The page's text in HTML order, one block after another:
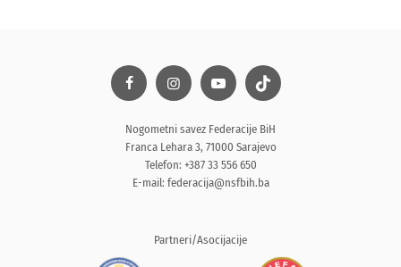
Nogometni savez Federacije BiH
Franca Lehara 3, 71000 Sarajevo
Telefon: +387 33 556 650
E-mail: federacija@nsfbih.ba
Partneri/Asocijacije